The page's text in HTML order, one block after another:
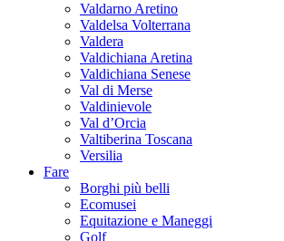
Valdarno Aretino
Valdelsa Volterrana
Valdera
Valdichiana Aretina
Valdichiana Senese
Val di Merse
Valdinievole
Val d’Orcia
Valtiberina Toscana
Versilia
Fare
Borghi più belli
Ecomusei
Equitazione e Maneggi
Golf